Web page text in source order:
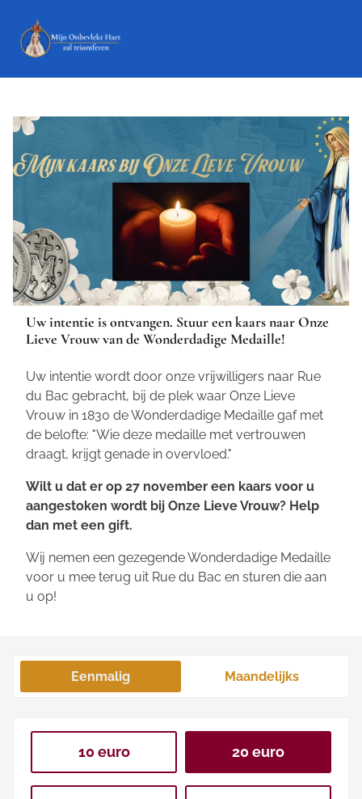
Uw intentie is ontvangen. Stuur een kaars naar Onze
Lieve Vrouw van de Wonderdadige Medaille!
Uw intentie wordt door onze vrijwilligers naar Rue
du Bac gebracht, bij de plek waar Onze Lieve
Vrouw in 1830 de Wonderdadige Medaille gaf met
de belofte: "Wie deze medaille met vertrouwen
draagt, krijgt genade in overvloed."
Wilt u dat er op 27 november een kaars voor u
aangestoken wordt bij Onze Lieve Vrouw? Help
dan met een gift.
Wij nemen een gezegende Wonderdadige Medaille
voor u mee terug uit Rue du Bac en sturen die aan
u op!
Eenmalig Maandelijks
10 euro 20 euro